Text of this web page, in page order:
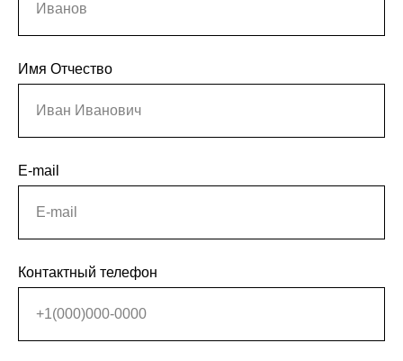
Иванов
Имя Отчество
Иван Иванович
E-mail
E-mail
Контактный телефон
+1(000)000-0000